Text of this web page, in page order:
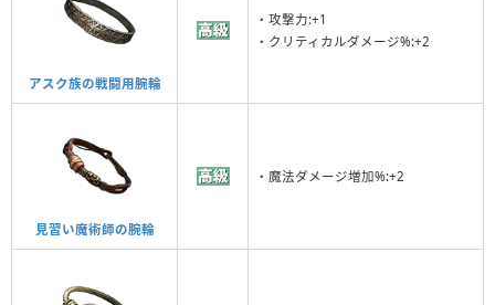
アスク族の戦闘用腕輪
・攻撃力:+1
・クリティカルダメージ%:+2
見習い魔術師の腕輪
・魔法ダメージ増加%:+2